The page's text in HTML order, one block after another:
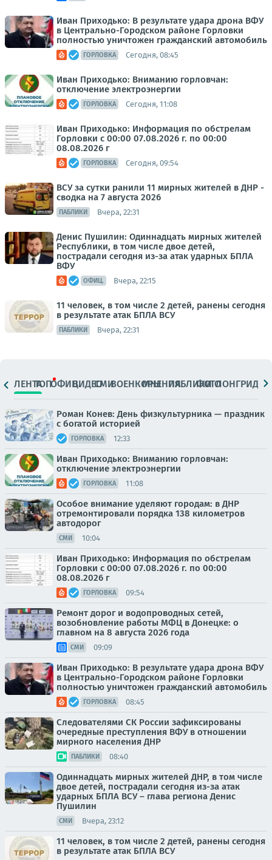
Иван Приходько: В результате удара дрона ВФУ
в Центрально-Городском районе Горловки
полностью уничтожен гражданский автомобиль
ГОРЛОВКА Сегодня, 08:45
Иван Приходько: Вниманию горловчан:
отключение электроэнергии
ГОРЛОВКА Сегодня, 11:08
Иван Приходько: Информация по обстрелам
Горловки с 00:00 07.08.2026 г. по 00:00
08.08.2026 г
ГОРЛОВКА Сегодня, 09:54
ВСУ за сутки ранили 11 мирных жителей в ДНР -
сводка на 7 августа 2026
ПАБЛИКИ Вчера, 22:31
Денис Пушилин: Одиннадцать мирных жителей
Республики, в том числе двое детей,
пострадали сегодня из-за атак ударных БПЛА
ВФУ
ОФИЦ. Вчера, 22:15
11 человек, в том числе 2 детей, ранены сегодня
в результате атак БПЛА ВСУ
ПАБЛИКИ Вчера, 22:31
ЛЕНТАТОПОФИЦ.ВИДЕОСМИВОЕНКОРЫМНЕНИЯПАБЛИКИ
ФОТОЛОНГРИДЫ
Роман Конев: День физкультурника — праздник
с богатой историей
ГОРЛОВКА 12:33
Иван Приходько: Вниманию горловчан:
отключение электроэнергии
ГОРЛОВКА 11:08
Особое внимание уделяют городам: в ДНР
отремонтировали порядка 138 километров
автодорог
СМИ 10:04
Иван Приходько: Информация по обстрелам
Горловки с 00:00 07.08.2026 г. по 00:00
08.08.2026 г
ГОРЛОВКА 09:54
Ремонт дорог и водопроводных сетей,
возобновление работы МФЦ в Донецке: о
главном на 8 августа 2026 года
СМИ 09:09
Иван Приходько: В результате удара дрона ВФУ
в Центрально-Городском районе Горловки
полностью уничтожен гражданский автомобиль
ГОРЛОВКА 08:45
Следователями СК России зафиксированы
очередные преступления ВФУ в отношении
мирного населения ДНР
ПАБЛИКИ 08:40
Одиннадцать мирных жителей ДНР, в том числе
двое детей, пострадали сегодня из-за атак
ударных БПЛА ВСУ – глава региона Денис
Пушилин
СМИ Вчера, 23:12
11 человек, в том числе 2 детей, ранены сегодня
в результате атак БПЛА ВСУ